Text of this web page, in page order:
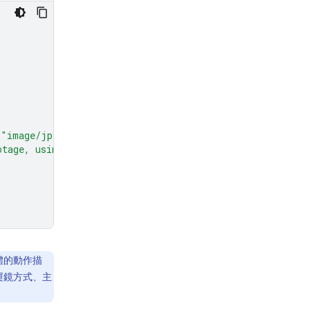
"image/jpeg"
using the drawing only as a guide for movement,
的動作描
鏡方式、主